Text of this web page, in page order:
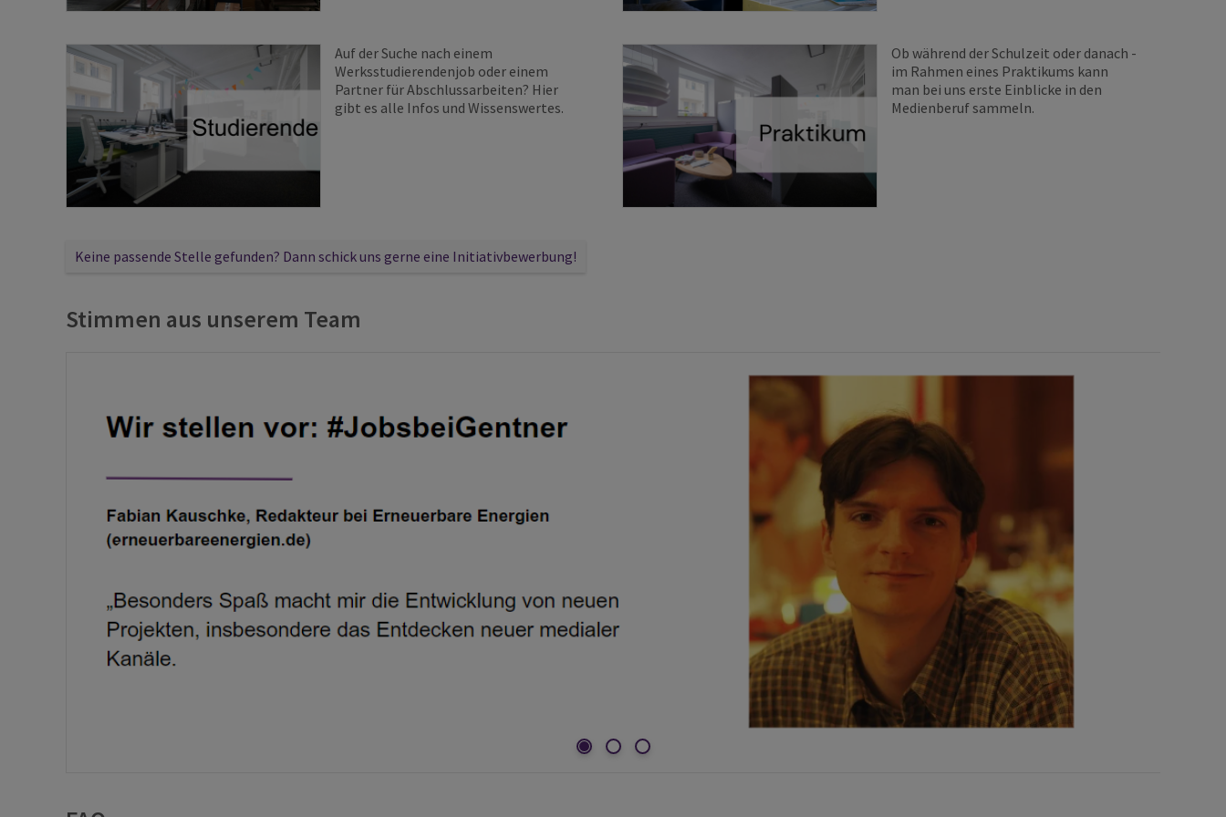
Auf der Suche nach einem
Werksstudierendenjob oder einem
Partner für Abschlussarbeiten? Hier
gibt es alle Infos und Wissenswertes.
Ob während der Schulzeit oder danach -
im Rahmen eines Praktikums kann
man bei uns erste Einblicke in den
Medienberuf sammeln.
Keine passende Stelle gefunden? Dann schick uns gerne eine Initiativbewerbung!
Stimmen aus unserem Team